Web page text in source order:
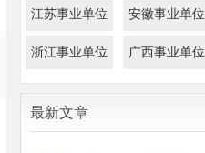
江苏事业单位 安徽事业单位
浙江事业单位 广西事业单位
最新文章